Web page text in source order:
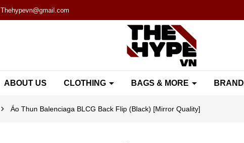
Thehypevn@gmail.com
ABOUT US CLOTHING BAGS & MORE BRAND
Áo Thun Balenciaga BLCG Back Flip (Black) [Mirror Quality]